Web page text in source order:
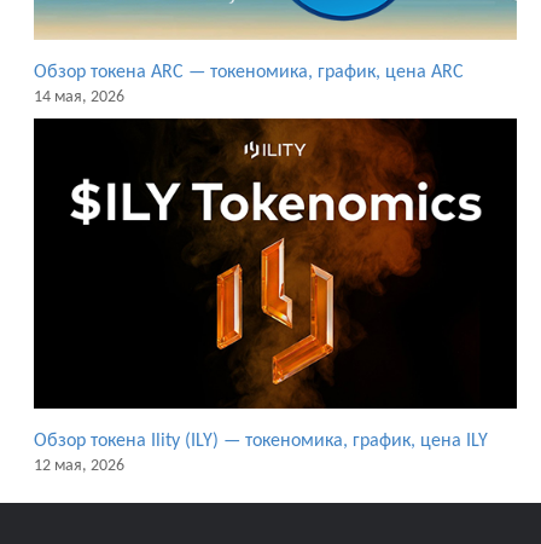
Обзор токена ARC — токеномика, график, цена ARC
14 мая, 2026
Обзор токена Ility (ILY) — токеномика, график, цена ILY
12 мая, 2026